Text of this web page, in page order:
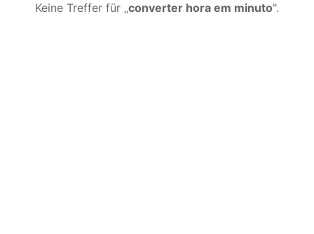
Keine Treffer für „converter hora em minuto".